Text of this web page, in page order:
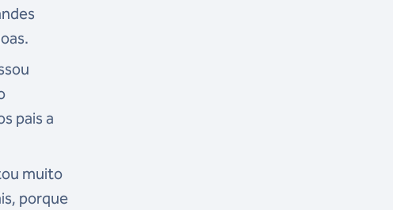
pais a
muito
porque